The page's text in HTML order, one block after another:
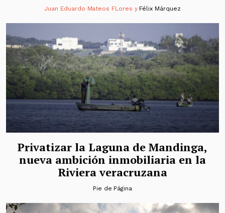
Juan Eduardo Mateos FLores y Félix Márquez
Privatizar la Laguna de Mandinga,
nueva ambición inmobiliaria en la
Riviera veracruzana
Pie de Página